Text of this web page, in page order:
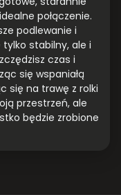
połączenie.
podlewanie i
tylko stabilny, ale i
czas i
się wspaniałą
się na trawę z rolki
przestrzeń, ale
będzie zrobione